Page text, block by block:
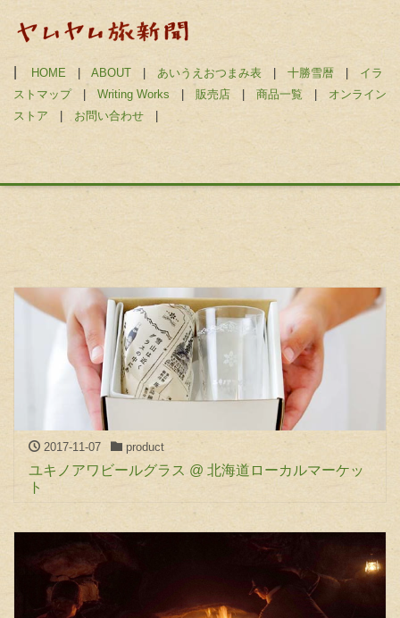
HOME | ABOUT | あいうえおつまみ表 | 十勝雪暦 | イラ
ストマップ| Writing Works | 販売店 | 商品一覧 | オンライン
ストア | お問い合わせ |
2017-11-07 product
ユキノアワビールグラス @ 北海道ローカルマーケッ
ト